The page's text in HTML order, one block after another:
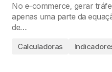
No e-commerce, gerar
apenas uma parte da
de…
Calculadoras